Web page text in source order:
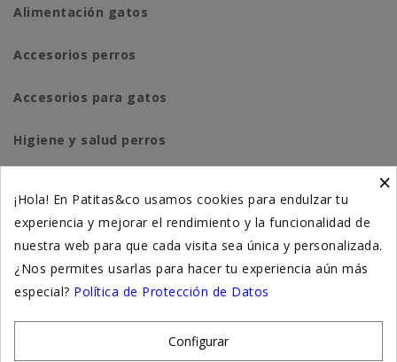
Alimentación gatos
Accesorios perros
Accesorios para gatos
Higiene y salud perros
Suplementación natural
Otros
×
¡Hola! En Patitas&co usamos cookies para endulzar tu
experiencia y mejorar el rendimiento y la funcionalidad de
nuestra web para que cada visita sea única y personalizada.
¿Nos permites usarlas para hacer tu experiencia aún más
especial? Política de Protección de Datos
Configurar